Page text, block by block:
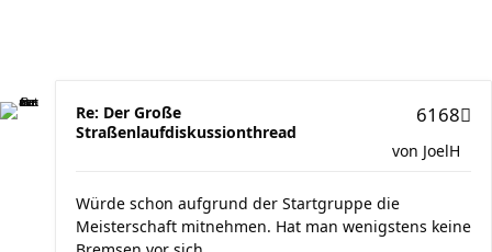
Re: Der Große
Straßenlaufdiskussionthread
6168
von JoelH
Würde schon aufgrund der Startgruppe die
Meisterschaft mitnehmen. Hat man wenigstens keine